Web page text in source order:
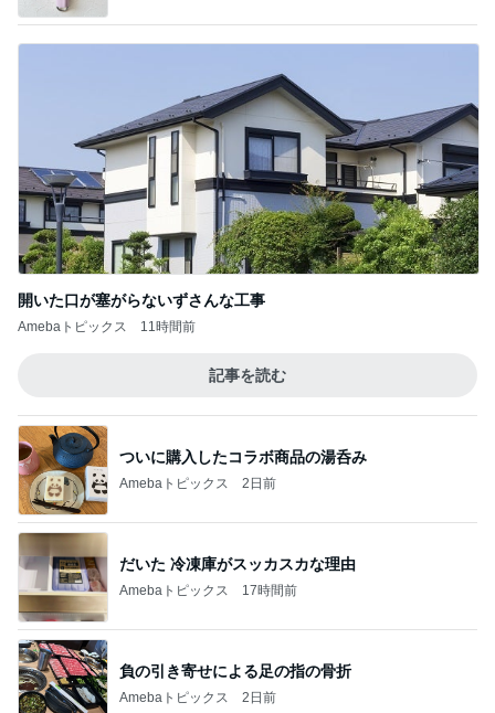
開いた口が塞がらないずさんな工事
Amebaトピックス 11時間前
記事を読む
ついに購入したコラボ商品の湯呑み
Amebaトピックス 2日前
だいた 冷凍庫がスッカスカな理由
Amebaトピックス 17時間前
負の引き寄せによる足の指の骨折
Amebaトピックス 2日前